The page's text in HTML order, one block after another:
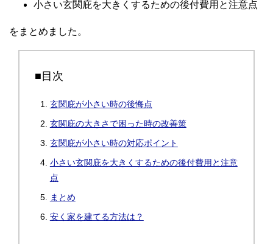
小さい玄関庇を大きくするための後付費用と注意点
をまとめました。
■目次
玄関庇が小さい時の後悔点
玄関庇の大きさで困った時の改善策
玄関庇が小さい時の対応ポイント
小さい玄関庇を大きくするための後付費用と注意
点
まとめ
安く家を建てる方法は？